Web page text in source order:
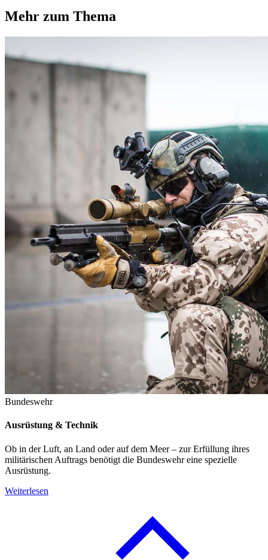
Mehr zum Thema
Bundeswehr
Ausrüstung & Technik
Ob in der Luft, an Land oder auf dem Meer – zur Erfüllung ihres
militärischen Auftrags benötigt die Bundeswehr eine spezielle
Ausrüstung.
Weiterlesen